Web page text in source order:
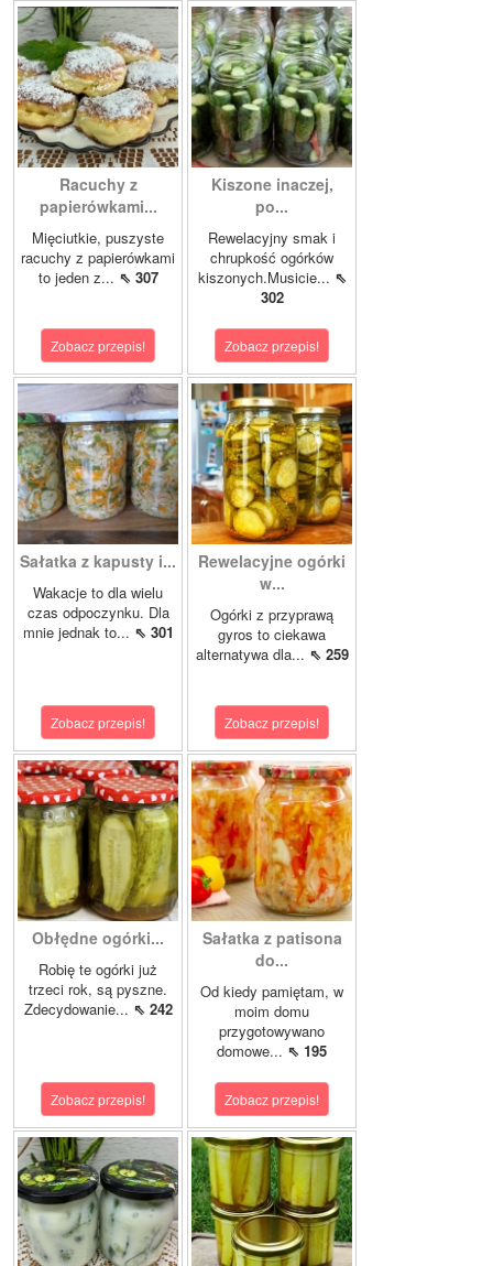
Racuchy z
papierówkami...
Mięciutkie, puszyste
racuchy z papierówkami
to jeden z... ⇖ 307
Zobacz przepis!
Kiszone inaczej,
po...
Rewelacyjny smak i
chrupkość ogórków
kiszonych.Musicie... ⇖
302
Zobacz przepis!
Sałatka z kapusty i...
Wakacje to dla wielu
czas odpoczynku. Dla
mnie jednak to... ⇖ 301
Zobacz przepis!
Rewelacyjne ogórki
w...
Ogórki z przyprawą
gyros to ciekawa
alternatywa dla... ⇖ 259
Zobacz przepis!
Obłędne ogórki...
Robię te ogórki już
trzeci rok, są pyszne.
Zdecydowanie... ⇖ 242
Zobacz przepis!
Sałatka z patisona
do...
Od kiedy pamiętam, w
moim domu
przygotowywano
domowe... ⇖ 195
Zobacz przepis!